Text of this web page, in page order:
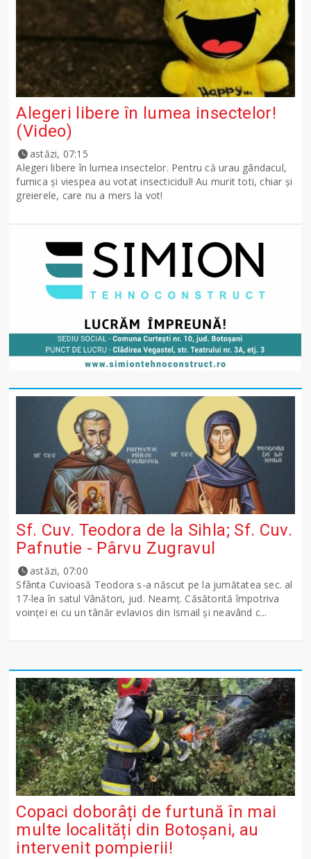
Alegeri libere în lumea insectelor!
(Video)
astăzi, 07:15
Alegeri libere în lumea insectelor. Pentru că urau gândacul,
furnica și viespea au votat insecticidul! Au murit toti, chiar și
greierele, care nu a mers la vot!
Sf. Cuv. Teodora de la Sihla; Sf. Cuv.
Pafnutie - Pârvu Zugravul
astăzi, 07:00
Sfânta Cuvioasă Teodora s-a născut pe la jumătatea sec. al
17-lea în satul Vânători, jud. Neamţ. Căsătorită împotriva
voinţei ei cu un tânăr evlavios din Ismail şi neavând c...
Copaci doborâți de furtună în mai
multe localități din Botoșani, au
intervenit pompierii!